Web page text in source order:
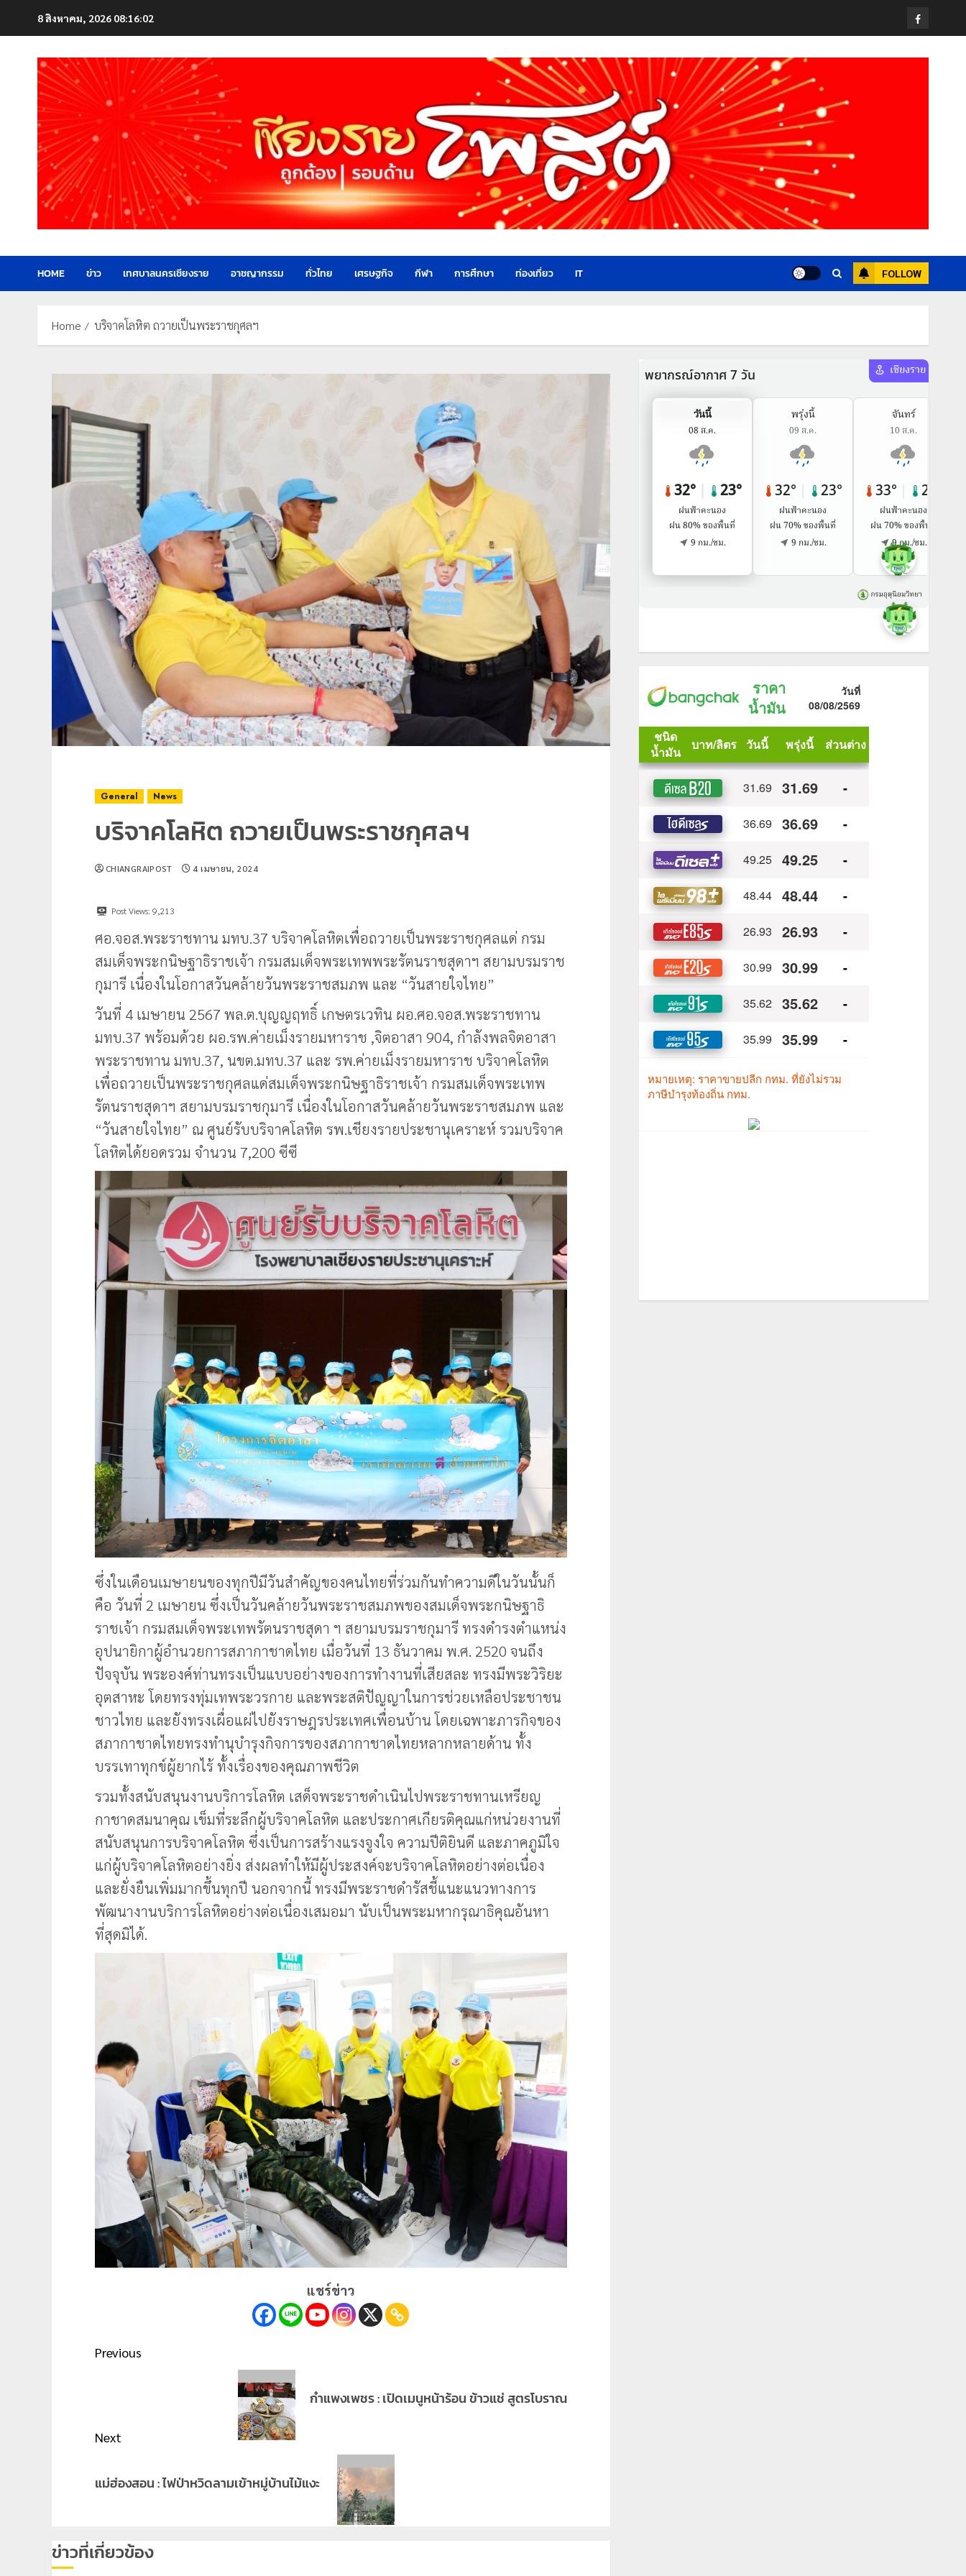
8 สิงหาคม, 2026 08:16:04 Facebook
HOME ข่าว เทศบาลนครเชียงราย อาชญากรรม ทั่วไทย เศรษฐกิจ กีฬา การศึกษา ท่องเที่ยว IT FOLLOW
Home บริจาคโลหิต ถวายเป็นพระราชกุศลฯ
General News
บริจาคโลหิต ถวายเป็นพระราชกุศลฯ
CHIANGRAIPOST 4 เมษายน, 2024
Post Views: 9,213
ศอ.จอส.พระราชทาน มทบ.37 บริจาคโลหิตเพื่อถวายเป็นพระราชกุศลแด่ กรม
สมเด็จพระกนิษฐาธิราชเจ้า กรมสมเด็จพระเทพพระรัตนราชสุดาฯ สยามบรมราช
กุมารี เนื่องในโอกาสวันคล้ายวันพระราชสมภพ และ “วันสายใจไทย”
วันที่ 4 เมษายน 2567 พล.ต.บุญญฤทธิ์ เกษตรเวทิน ผอ.ศอ.จอส.พระราชทาน
มทบ.37 พร้อมด้วย ผอ.รพ.ค่ายเม็งรายมหาราช ,จิตอาสา 904, กำลังพลจิตอาสา
พระราชทาน มทบ.37, นขต.มทบ.37 และ รพ.ค่ายเม็งรายมหาราช บริจาคโลหิต
เพื่อถวายเป็นพระราชกุศลแด่สมเด็จพระกนิษฐาธิราชเจ้า กรมสมเด็จพระเทพ
รัตนราชสุดาฯ สยามบรมราชกุมารี เนื่องในโอกาสวันคล้ายวันพระราชสมภพ และ
“วันสายใจไทย” ณ ศูนย์รับบริจาคโลหิต รพ.เชียงรายประชานุเคราะห์ รวมบริจาค
โลหิตได้ยอดรวม จำนวน 7,200 ซีซี
ซึ่งในเดือนเมษายนของทุกปีมีวันสำคัญของคนไทยที่ร่วมกันทำความดีในวันนั้นก็
คือ วันที่ 2 เมษายน ซึ่งเป็นวันคล้ายวันพระราชสมภพของสมเด็จพระกนิษฐาธิ
ราชเจ้า กรมสมเด็จพระเทพรัตนราชสุดา ฯ สยามบรมราชกุมารี ทรงดำรงตำแหน่ง
อุปนายิกาผู้อำนวยการสภากาชาดไทย เมื่อวันที่ 13 ธันวาคม พ.ศ. 2520 จนถึง
ปัจจุบัน พระองค์ท่านทรงเป็นแบบอย่างของการทำงานที่เสียสละ ทรงมีพระวิริยะ
อุตสาหะ โดยทรงทุ่มเทพระวรกาย และพระสติปัญญาในการช่วยเหลือประชาชน
ชาวไทย และยังทรงเผื่อแผ่ไปยังราษฎรประเทศเพื่อนบ้าน โดยเฉพาะภารกิจของ
สภากาชาดไทยทรงทำนุบำรุงกิจการของสภากาชาดไทยหลากหลายด้าน ทั้ง
บรรเทาทุกข์ผู้ยากไร้ ทั้งเรื่องของคุณภาพชีวิต
รวมทั้งสนับสนุนงานบริการโลหิต เสด็จพระราชดำเนินไปพระราชทานเหรียญ
กาชาดสมนาคุณ เข็มที่ระลึกผู้บริจาคโลหิต และประกาศเกียรติคุณแก่หน่วยงานที่
สนับสนุนการบริจาคโลหิต ซึ่งเป็นการสร้างแรงจูงใจ ความปีติยินดี และภาคภูมิใจ
แก่ผู้บริจาคโลหิตอย่างยิ่ง ส่งผลทำให้มีผู้ประสงค์จะบริจาคโลหิตอย่างต่อเนื่อง
และยั่งยืนเพิ่มมากขึ้นทุกปี นอกจากนี้ ทรงมีพระราชดำรัสชี้แนะแนวทางการ
พัฒนางานบริการโลหิตอย่างต่อเนื่องเสมอมา นับเป็นพระมหากรุณาธิคุณอันหา
ที่สุดมิได้.
แชร์ข่าว
Post
Previous
กำแพงเพชร : เปิดเมนูหน้าร้อน ข้าวแช่ สูตรโบราณ
Next
post:
แม่ฮ่องสอน : ไฟป่าหวิดลามเข้าหมู่บ้านไม้แงะ
ข่าวที่เกี่ยวข้อง